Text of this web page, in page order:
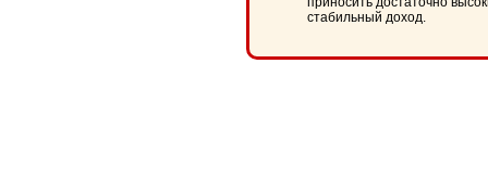
стабильный доход.